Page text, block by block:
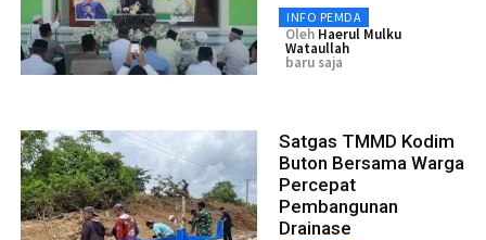
INFO PEMDA
Oleh Haerul Mulku
Wataullah
baru saja
Satgas TMMD Kodim
Buton Bersama Warga
Percepat
Pembangunan
Drainase